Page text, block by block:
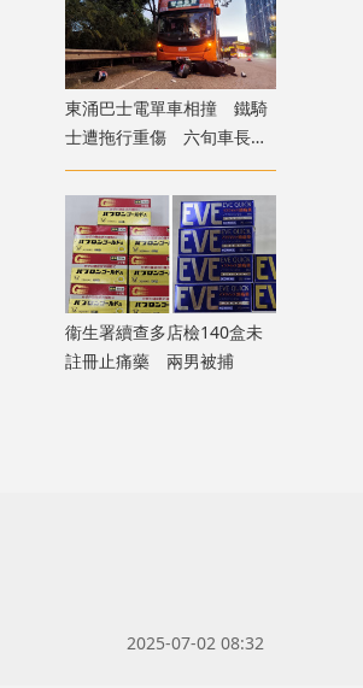
東涌巴士電單車相撞 鐵騎
士遭拖行重傷 六旬車長涉
危駕被捕
衞生署續查多店檢140盒未
註冊止痛藥 兩男被捕
2025-07-02 08:32